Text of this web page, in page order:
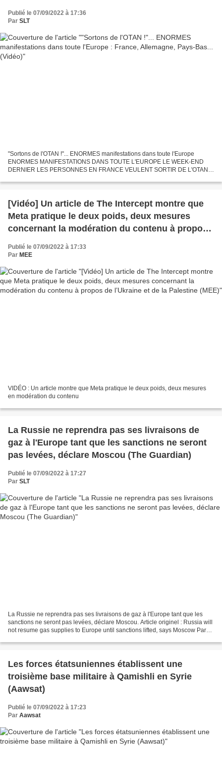
Publié le 07/09/2022 à 17:36
Par SLT
"Sortons de l'OTAN !"... ENORMES manifestations dans toute l'Europe
ENORMES MANIFESTATIONS DANS TOUTE L'EUROPE LE WEEK-END
DERNIER LES PERSONNES EN FRANCE VEULENT SORTIR DE L'OTAN
FINANCER L'UKRAINE IMMÉDIATEMENT...
[Vidéo] Un article de The Intercept montre que
Meta pratique le deux poids, deux mesures
concernant la modération du contenu à propos
de l’Ukraine et de la Palestine (MEE)
Publié le 07/09/2022 à 17:33
Par MEE
VIDÉO : Un article montre que Meta pratique le deux poids, deux mesures
en modération du contenu
La Russie ne reprendra pas ses livraisons de
gaz à l'Europe tant que les sanctions ne seront
pas levées, déclare Moscou (The Guardian)
Publié le 07/09/2022 à 17:27
Par SLT
La Russie ne reprendra pas ses livraisons de gaz à l'Europe tant que les
sanctions ne seront pas levées, déclare Moscou. Article originel : Russia will
not resume gas supplies to Europe until sanctions lifted, says Moscow Par
Les forces étatsuniennes établissent une
troisième base militaire à Qamishli en Syrie
(Aawsat)
Publié le 07/09/2022 à 17:23
Par Aawsat